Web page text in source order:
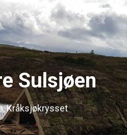
Sulsjøen
Kråksjøkrysset